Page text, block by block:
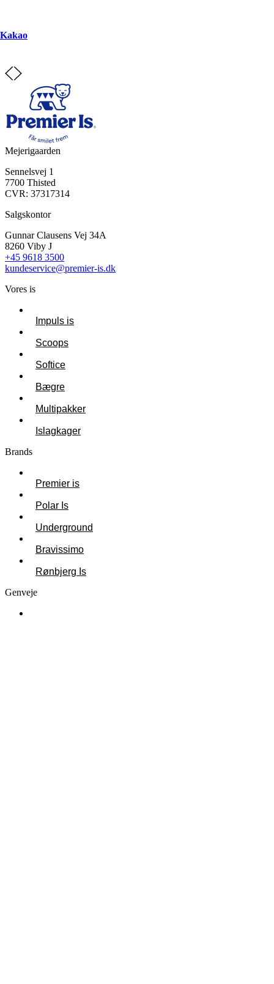
Kakao
Mejerigaarden
Sennelsvej 1
7700 Thisted
CVR: 37317314
Salgskontor
Gunnar Clausens Vej 34A
8260 Viby J
+45 9618 3500
kundeservice@premier-is.dk
Vores is
Impuls is
Scoops
Softice
Bægre
Multipakker
Islagkager
Brands
Premier is
Polar Is
Underground
Bravissimo
Rønbjerg Is
Genveje